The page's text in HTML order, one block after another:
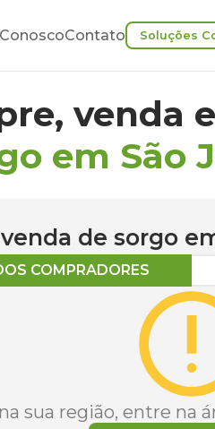
Contato Soluções
venda
em São
de sorgo
COMPRADORES
sua região, entre na